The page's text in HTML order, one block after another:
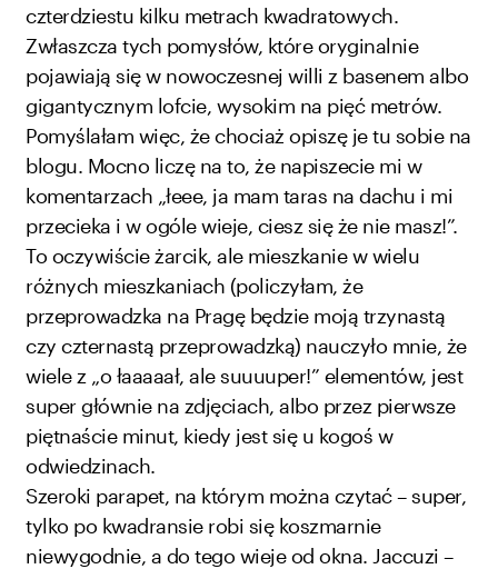
czterdziestu kilku metrach kwadratowych.
Zwłaszcza tych pomysłów, które oryginalnie
pojawiają się w nowoczesnej willi z basenem albo
gigantycznym lofcie, wysokim na pięć metrów.
Pomyślałam więc, że chociaż opiszę je tu sobie na
blogu. Mocno liczę na to, że napiszecie mi w
komentarzach „łeee, ja mam taras na dachu i mi
przecieka i w ogóle wieje, ciesz się że nie masz!”.
To oczywiście żarcik, ale mieszkanie w wielu
różnych mieszkaniach (policzyłam, że
przeprowadzka na Pragę będzie moją trzynastą
czy czternastą przeprowadzką) nauczyło mnie, że
wiele z „o łaaaaał, ale suuuuper!” elementów, jest
super głównie na zdjęciach, albo przez pierwsze
piętnaście minut, kiedy jest się u kogoś w
odwiedzinach.
Szeroki parapet, na którym można czytać – super,
tylko po kwadransie robi się koszmarnie
niewygodnie, a do tego wieje od okna. Jaccuzi –